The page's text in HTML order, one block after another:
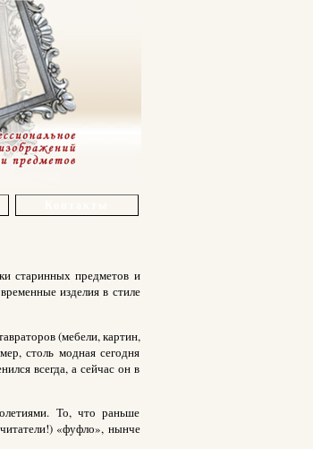
старинных предметов и
изделия в стиле
(мебели, картин,
столь модная сегодня
всегда, а сейчас он в
То, что раньше
«фуфло», нынче